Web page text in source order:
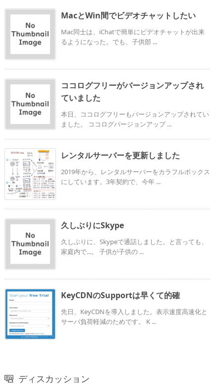
MacとWin間でビデオチャットしたい
Mac同士は、iChatで簡単にビデオチャットが出来
るようになった。でも、子供部 ...
ココログフリーがバージョンアップされ
ていました
本日、ココログフリーもバージョンアップされてい
ました。 ココログバージョンアップ ...
レンタルサーバーを更新しました
2019年から、レンタルサーバーをカラフルボックス
にしています。3年契約で、今年 ...
久しぶりにSkype
久しぶりに、Skypeで通話しました。と言っても、
家庭内で...。 子供が子供の ...
KeyCDNのSupportは早くて的確
先日、KeyCDNを導入しました。表示速度高速化と
サーバ負荷軽減のためです。 K ...
ディスカッション